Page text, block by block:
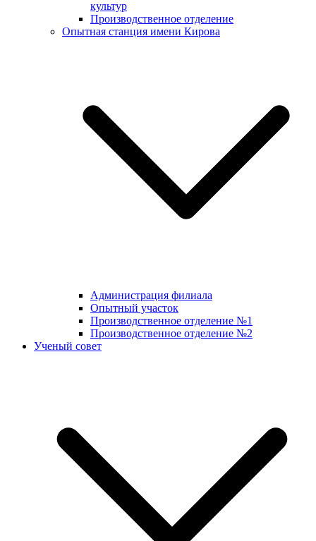
культур
Производственное отделение
Опытная станция имени Кирова
Администрация филиала
Опытный участок
Производственное отделение №1
Производственное отделение №2
Ученый совет